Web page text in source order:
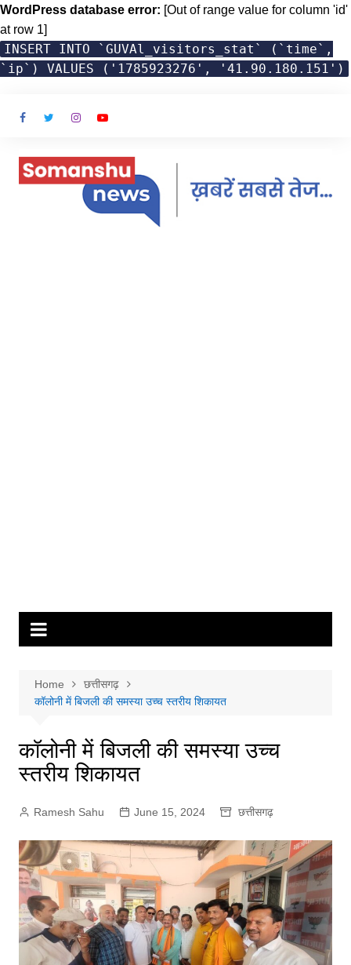
WordPress database error: [Out of range value for column 'id'
at row 1]
INSERT INTO `GUVAl_visitors_stat` (`time`,
`ip`) VALUES ('1785923276', '41.90.180.151')
Home
छत्तीसगढ़
कॉलोनी में बिजली की समस्या उच्च स्तरीय शिकायत
कॉलोनी में बिजली की समस्या उच्च
स्तरीय शिकायत
Ramesh Sahu June 15, 2024 छत्तीसगढ़